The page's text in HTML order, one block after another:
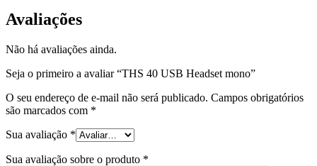
Avaliações
Não há avaliações ainda.
Seja o primeiro a avaliar “THS 40 USB Headset mono”
O seu endereço de e-mail não será publicado. Campos obrigatórios
são marcados com *
Sua avaliação *
Sua avaliação sobre o produto *